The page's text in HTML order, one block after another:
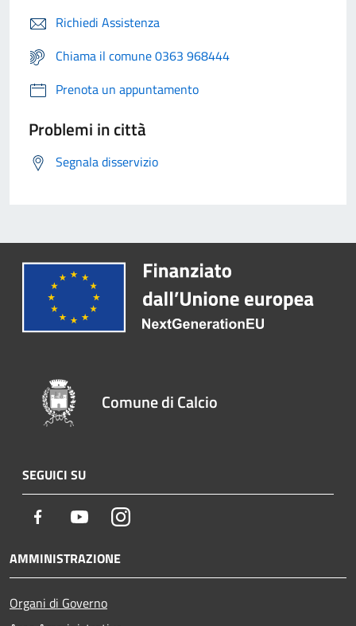
Richiedi Assistenza
Chiama il comune 0363 968444
Prenota un appuntamento
Problemi in città
Segnala disservizio
Comune di Calcio
SEGUICI SU
Facebook YoutubeInstagram
AMMINISTRAZIONE
Organi di Governo